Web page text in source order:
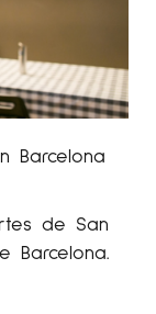
Barcelona
de San
Barcelona.